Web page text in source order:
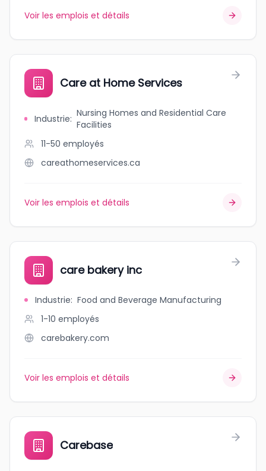
Voir les emplois et détails
Care at Home Services
Industrie: Nursing Homes and Residential Care
Facilities
11-50 employés
careathomeservices.ca
Voir les emplois et détails
care bakery inc
Industrie: Food and Beverage Manufacturing
1-10 employés
carebakery.com
Voir les emplois et détails
Carebase